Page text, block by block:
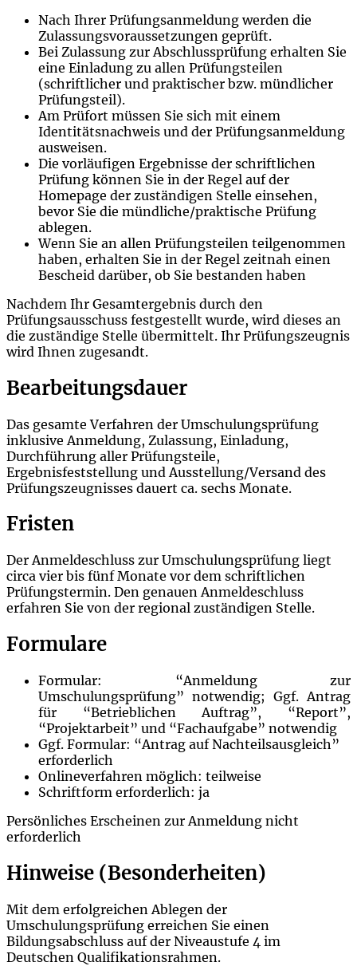
Nach Ihrer Prüfungsanmeldung werden die
Zulassungsvoraussetzungen geprüft.
Bei Zulassung zur Abschlussprüfung erhalten Sie
eine Einladung zu allen Prüfungsteilen
(schriftlicher und praktischer bzw. mündlicher
Prüfungsteil).
Am Prüfort müssen Sie sich mit einem
Identitätsnachweis und der Prüfungsanmeldung
ausweisen.
Die vorläufigen Ergebnisse der schriftlichen
Prüfung können Sie in der Regel auf der
Homepage der zuständigen Stelle einsehen,
bevor Sie die mündliche/praktische Prüfung
ablegen.
Wenn Sie an allen Prüfungsteilen teilgenommen
haben, erhalten Sie in der Regel zeitnah einen
Bescheid darüber, ob Sie bestanden haben
Nachdem Ihr Gesamtergebnis durch den
Prüfungsausschuss festgestellt wurde, wird dieses an
die zuständige Stelle übermittelt. Ihr Prüfungszeugnis
wird Ihnen zugesandt.
Bearbeitungsdauer
Das gesamte Verfahren der Umschulungsprüfung
inklusive Anmeldung, Zulassung, Einladung,
Durchführung aller Prüfungsteile,
Ergebnisfeststellung und Ausstellung/Versand des
Prüfungszeugnisses dauert ca. sechs Monate.
Fristen
Der Anmeldeschluss zur Umschulungsprüfung liegt
circa vier bis fünf Monate vor dem schriftlichen
Prüfungstermin. Den genauen Anmeldeschluss
erfahren Sie von der regional zuständigen Stelle.
Formulare
Formular: “Anmeldung zur
Umschulungsprüfung” notwendig; Ggf. Antrag
für “Betrieblichen Auftrag”, “Report”,
“Projektarbeit” und “Fachaufgabe” notwendig
Ggf. Formular: “Antrag auf Nachteilsausgleich”
erforderlich
Onlineverfahren möglich: teilweise
Schriftform erforderlich: ja
Persönliches Erscheinen zur Anmeldung nicht
erforderlich
Hinweise (Besonderheiten)
Mit dem erfolgreichen Ablegen der
Umschulungsprüfung erreichen Sie einen
Bildungsabschluss auf der Niveaustufe 4 im
Deutschen Qualifikationsrahmen.